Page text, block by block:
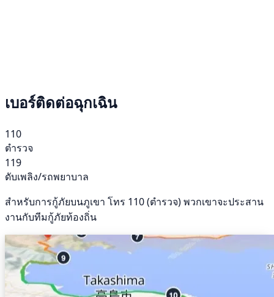
เบอร์ติดต่อฉุกเฉิน
110
ตำรวจ
119
ดับเพลิง/รถพยาบาล
สำหรับการกู้ภัยบนภูเขา โทร 110 (ตำรวจ) พวกเขาจะประสาน
งานกับทีมกู้ภัยท้องถิ่น